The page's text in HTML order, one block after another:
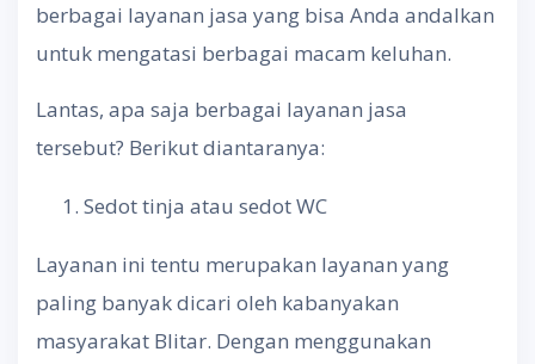
berbagai layanan jasa yang bisa Anda andalkan
untuk mengatasi berbagai macam keluhan.
Lantas, apa saja berbagai layanan jasa
tersebut? Berikut diantaranya:
Sedot tinja atau sedot WC
Layanan ini tentu merupakan layanan yang
paling banyak dicari oleh kabanyakan
masyarakat Blitar. Dengan menggunakan